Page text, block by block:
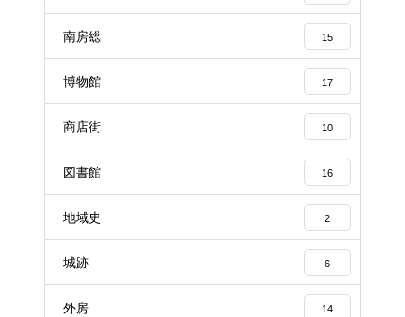
南房総 15
博物館 17
商店街 10
図書館 16
地域史 2
城跡 6
外房 14